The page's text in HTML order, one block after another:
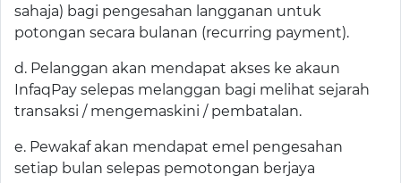
sahaja) bagi pengesahan langganan untuk
potongan secara bulanan (recurring payment).
d. Pelanggan akan mendapat akses ke akaun
InfaqPay selepas melanggan bagi melihat sejarah
transaksi / mengemaskini / pembatalan.
e. Pewakaf akan mendapat emel pengesahan
setiap bulan selepas pemotongan berjaya